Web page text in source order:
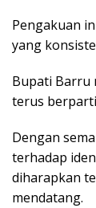
Pengakuan
yang
Bupati Barru
terus
Dengan
terhadap
diharapkan
mendatang.